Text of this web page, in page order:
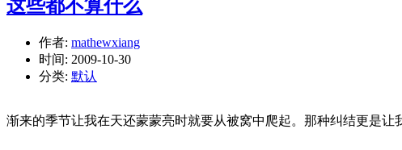
这些都不算什么
作者: mathewxiang
时间: 2009-10-30
分类: 默认
渐来的季节让我在天还蒙蒙亮时就要从被窝中爬起。那种纠结更是